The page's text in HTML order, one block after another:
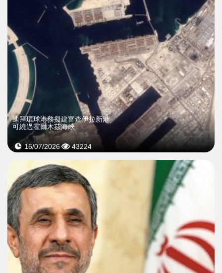
迪拜環球港務擬建富查伊拉新港
可繞過霍爾木茲海峽
16/07/2026 43224